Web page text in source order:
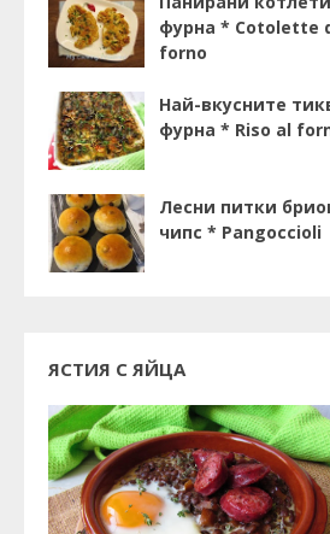
фурна * Cotolette
forno
Най-вкусните
фурна * Riso al
Лесни питки
чипс * Pangoccioli
ЯСТИЯ С ЯЙЦА